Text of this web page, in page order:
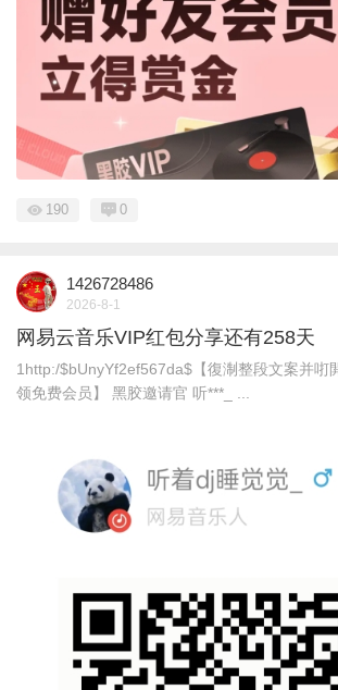
190 0
1426728486
2026-8-1
网易云音乐VIP红包分享还有258天
1http:/$bUnyYf2ef567da$【復淛整段文案并咑
领免费会员】 黑胶邀请官 听***_ ...